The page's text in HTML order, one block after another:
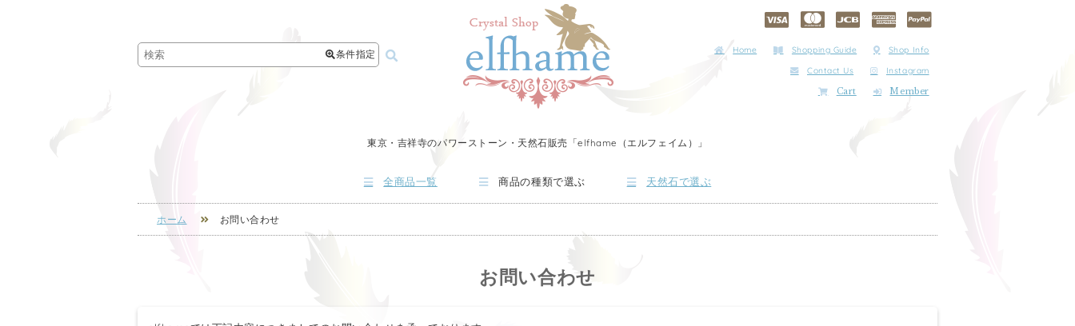
条件指定 Home Shopping Guide
Shop Info
Contact Us
Instagram
Cart
Member
東京・吉祥寺のパワーストーン・天然石販売「elfhame（エルフェイム）」
全商品一覧 商品の種類で選ぶ 天然石で選ぶ
ホーム お問い合わせ
お問い合わせ